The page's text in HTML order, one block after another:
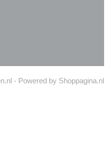
- Powered by Shoppagina.nl